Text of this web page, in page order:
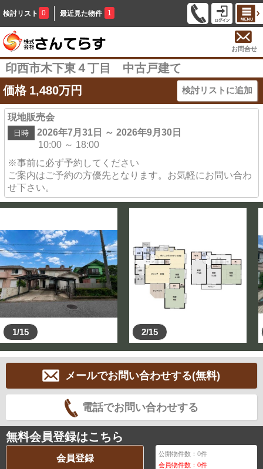
検討リスト 0 最近見た物件 1
お問合せ
印西市木下東４丁目 中古戸建て
価格 1,480万円 検討リストに追加
現地販売会
日時
2026年7月31日 ～ 2026年9月30日
10:00 ～ 18:00
※事前に必ず予約してください
ご案内はご予約の方優先となります。お気軽にお問い合わ
せ下さい。
1/15 2/15
メールでお問い合わせする(無料)
電話でお問い合わせする
無料会員登録はこちら
会員登録 公開物件数：0件
会員物件数：0件